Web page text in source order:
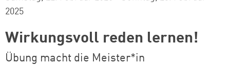
2025
Wirkungsvoll reden lernen!
Übung macht die Meister*in